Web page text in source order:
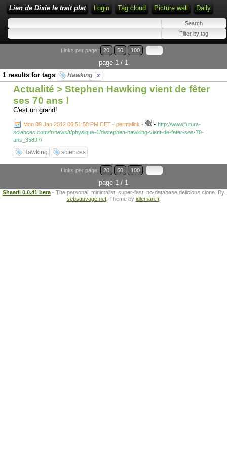
Lien de Dixie le trait plat Login Tag cloud Picture wall Daily
Links per page: 20 50 100
page 1 / 1
1 results for tags
Hawking x
Actualité > Stephen Hawking vient de fêter
ses 70 ans !
C'est un grand!
Mon 09 Jan 2012 06:51:58 PM CET - permalink - - http://www.futura-
sciences.com/fr/news/t/physique-1/d/stephen-hawking-vient-de-feter-ses-70-
ans_35897/
Hawking sciences
Links per page: 20 50 100
page 1 / 1
Shaarli 0.0.41 beta - The personal, minimalist, super-fast, no-database delicious clone. By
sebsauvage.net. Theme by idleman.fr.